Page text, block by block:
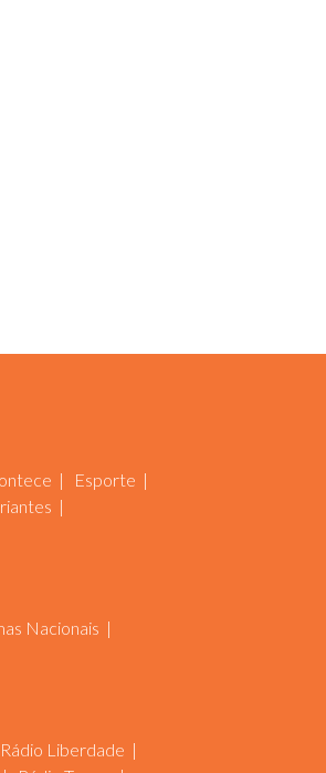
Esporte
Nacionais
Rádio Liberdade